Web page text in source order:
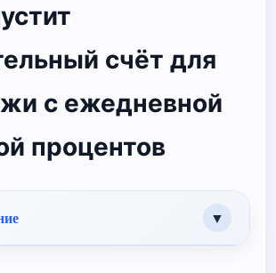
счёт для
с ежедневной
процентов
▼